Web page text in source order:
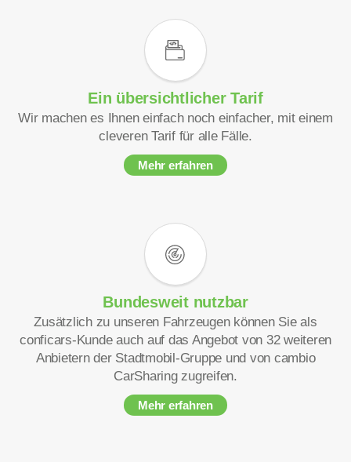
Ein übersichtlicher Tarif
Wir machen es Ihnen einfach noch einfacher, mit einem
cleveren Tarif für alle Fälle.
Mehr erfahren
Bundesweit nutzbar
Zusätzlich zu unseren Fahrzeugen können Sie als
conficars-Kunde auch auf das Angebot von 32 weiteren
Anbietern der Stadtmobil-Gruppe und von cambio
CarSharing zugreifen.
Mehr erfahren